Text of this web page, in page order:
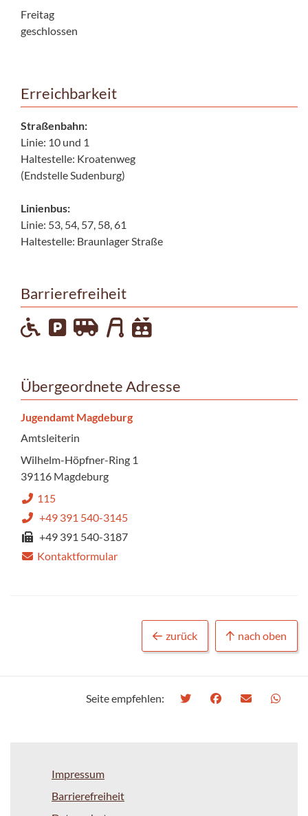
Freitag
geschlossen
Erreichbarkeit
Straßenbahn:
Linie: 10 und 1
Haltestelle: Kroatenweg
(Endstelle Sudenburg)
Linienbus:
Linie: 53, 54, 57, 58, 61
Haltestelle: Braunlager Straße
Barrierefreiheit
Übergeordnete Adresse
Jugendamt Magdeburg
Amtsleiterin
Wilhelm-Höpfner-Ring 1
39116 Magdeburg
115
+49 391 540-3145
+49 391 540-3187
Kontaktformular
zurück nach oben
Seite empfehlen:
Impressum
Barrierefreiheit